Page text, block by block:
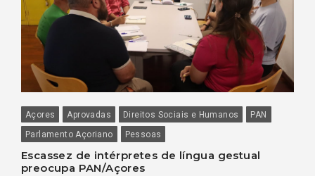
Açores Aprovadas Direitos Sociais e Humanos
PAN
Parlamento Açoriano
Pessoas
Escassez de intérpretes de língua gestual
preocupa PAN/Açores